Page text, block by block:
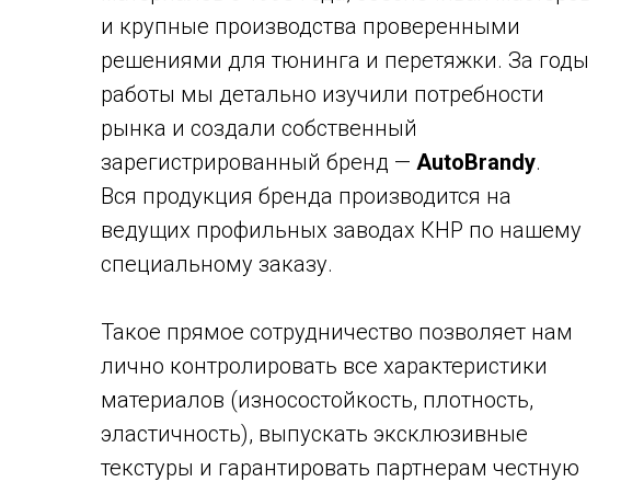
и крупные производства проверенными
решениями для тюнинга и перетяжки. За годы
работы мы детально изучили потребности
рынка и создали собственный
зарегистрированный бренд — AutoBrandy.
​Вся продукция бренда производится на
ведущих профильных заводах КНР по нашему
специальному заказу.
Такое прямое сотрудничество позволяет нам
лично контролировать все характеристики
материалов (износостойкость, плотность,
эластичность), выпускать эксклюзивные
текстуры и гарантировать партнерам честную